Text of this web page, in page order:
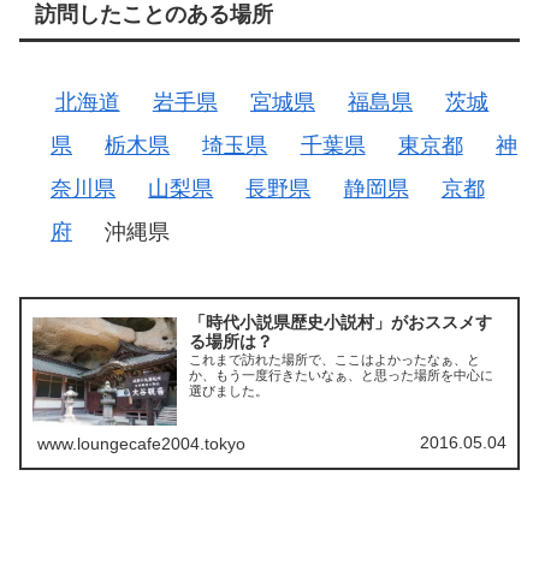
訪問したことのある場所
北海道 岩手県 宮城県 福島県
茨城
県
栃木県 埼玉県 千葉県 東京都
神
奈川県
山梨県 長野県 静岡県
京都
府
沖縄県
「時代小説県歴史小説村」がおススメす
る場所は？
これまで訪れた場所で、ここはよかったなぁ、と
か、もう一度行きたいなぁ、と思った場所を中心に
選びました。
www.loungecafe2004.tokyo 2016.05.04